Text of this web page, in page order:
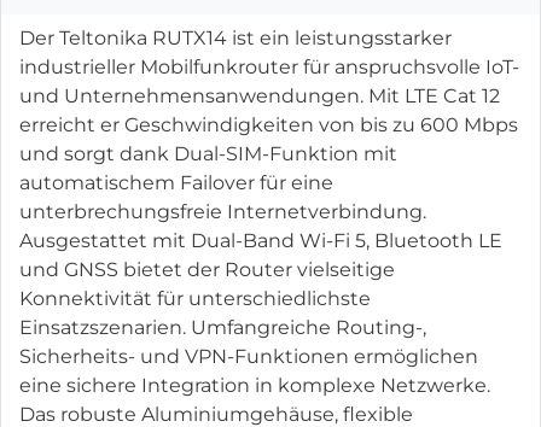
Der Teltonika RUTX14 ist ein leistungsstarker
industrieller Mobilfunkrouter für anspruchsvolle IoT-
und Unternehmensanwendungen. Mit LTE Cat 12
erreicht er Geschwindigkeiten von bis zu 600 Mbps
und sorgt dank Dual-SIM-Funktion mit
automatischem Failover für eine
unterbrechungsfreie Internetverbindung.
Ausgestattet mit Dual-Band Wi-Fi 5, Bluetooth LE
und GNSS bietet der Router vielseitige
Konnektivität für unterschiedlichste
Einsatzszenarien. Umfangreiche Routing-,
Sicherheits- und VPN-Funktionen ermöglichen
eine sichere Integration in komplexe Netzwerke.
Das robuste Aluminiumgehäuse, flexible